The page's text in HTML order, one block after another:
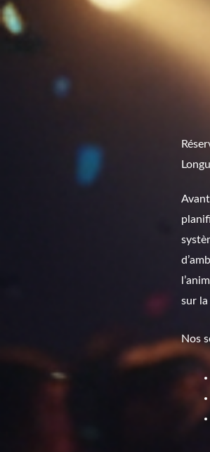
sur la
Nos